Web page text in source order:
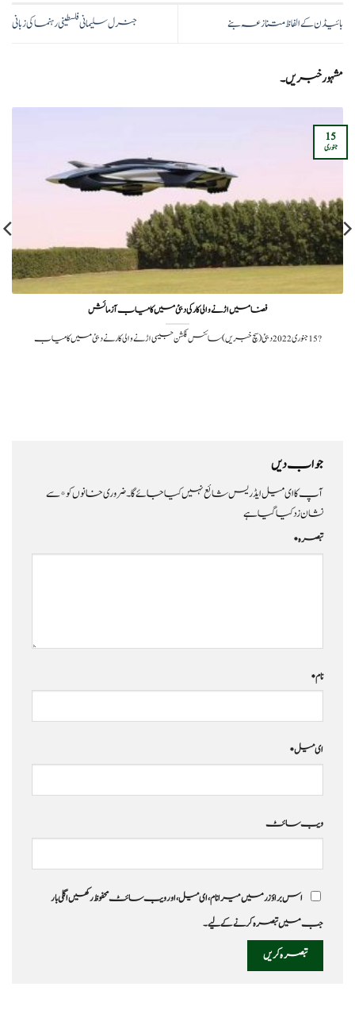
بائیڈن کے الفاظ متنازعہ بنے جنرل سلیمانی فلسطینی رہنما کی زبانی
مشہور خبریں۔
فضا میں اڑنے والی کار کی دبئی میں کامیاب آزمائش
?️ 15 جنوری 2022دبئی(سچ خبریں) سائنس فکشن جیسی اڑنے والی کار نے دبئی میں کامیاب
15
جنوری
جواب دیں
آپ کا ای میل ایڈریس شائع نہیں کیا جائے گا۔ضروری خانوں کو*سے
نشان زد کیا گیا ہے
تبصرہ*
نام*
ای میل*
ویب‌ سائٹ
اس براؤزر میں میرا نام، ای میل، اور ویب سائٹ محفوظ رکھیں اگلی بار
جب میں تبصرہ کرنے کےلیے۔